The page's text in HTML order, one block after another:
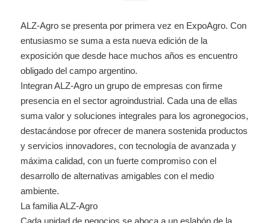
ALZ-Agro se presenta por primera vez en ExpoAgro. Con
entusiasmo se suma a esta nueva edición de la
exposición que desde hace muchos años es encuentro
obligado del campo argentino.
Integran ALZ-Agro un grupo de empresas con firme
presencia en el sector agroindustrial. Cada una de ellas
suma valor y soluciones integrales para los agronegocios,
destacándose por ofrecer de manera sostenida productos
y servicios innovadores, con tecnología de avanzada y
máxima calidad, con un fuerte compromiso con el
desarrollo de alternativas amigables con el medio
ambiente.
La familia ALZ-Agro
Cada unidad de negocios se aboca a un eslabón de la